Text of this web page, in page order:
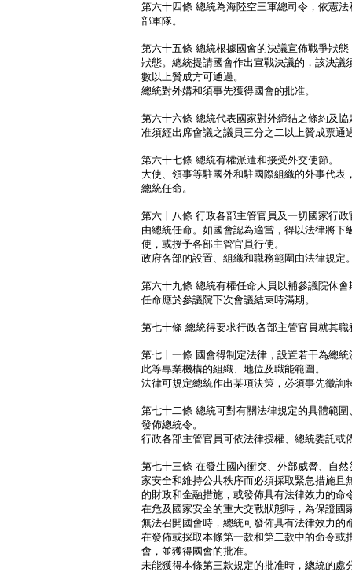
第六十四條 總統為海陸空三軍總司令，依憲
部軍隊。
第六十五條 總統根據國會的決議宣佈戰爭狀
狀態。總統提請國會作出宣戰決議的，該決議
數以上贊成方可通過。
總統對外媾和須事先獲得國會的批准。
第六十六條 總統代表國家對外締結之條約及
准須經出席會議之議員三分之二以上贊成票通
第六十七條 總統有權派遣和接受外交使節。
大使、領事等駐國外和駐國際組織的外事代表
總統任命。
第六十八條 行政各部主管官員及一切國家行
由總統任命。如國會認為適當，得以法律將下
使，或授予各部主管官員行使。
政府各部的設置、組織和職務範圍由法律規定
第六十九條 總統有權任命人員以補參議院休
任命應於參議院下次會議結束時滿期。
第七十條 總統得要求行政各部主管官員就其
第七十一條 國會得制定法律，設置若干為總
此等專業機構的組織、地位及職能範圍。
法律可規定總統作出某項決策，必須事先徵詢
第七十二條 總統可對有關法律規定的具體範
發佈總統令。
行政各部主管官員可依法律授權、總統委託或
第七十三條 在發生國內衝突、外部威脅、自
家安全和維持公共秩序而必須採取緊急措施且
的財政和金融措施，或發佈具有法律效力的命
在危及國家安全的重大交戰狀態時，為保證國
無法召開國會時，總統可發佈具有法律效力的
在發佈或採取本條第一款和第二款中的命令或
會，並獲得國會的批准。
未能獲得本條第三款規定的批准時，總統的處